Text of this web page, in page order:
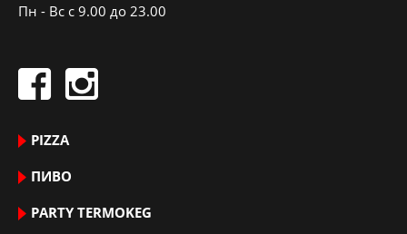
Пн - Вс с 9.00 до 23.00
PIZZA
ПИВО
PARTY TERMOKEG